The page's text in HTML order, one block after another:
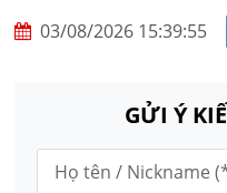
03/08/2026 15:39:55
GỬI Ý